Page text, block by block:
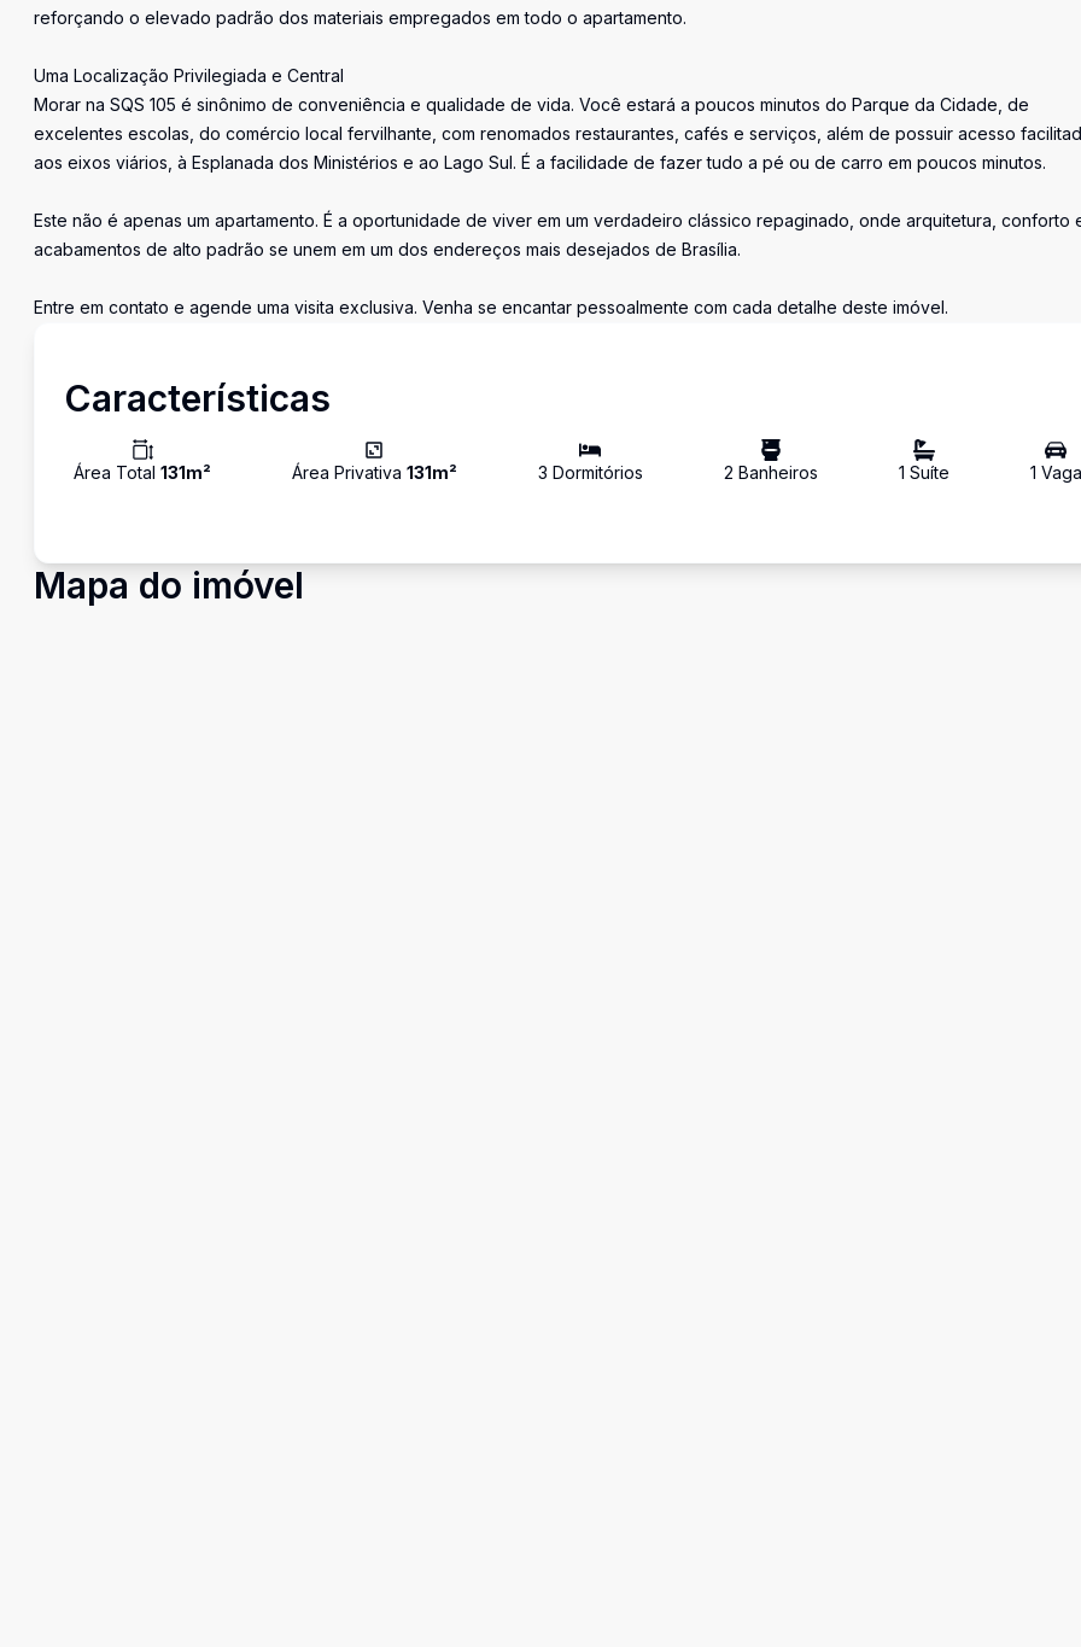
reforçando o elevado padrão dos materiais empregados em todo o apartamento.
Uma Localização Privilegiada e Central
Morar na SQS 105 é sinônimo de conveniência e qualidade de vida. Você estará a poucos minutos do Parque da Cidade, de
excelentes escolas, do comércio local fervilhante, com renomados restaurantes, cafés e serviços, além de possuir acesso
aos eixos viários, à Esplanada dos Ministérios e ao Lago Sul. É a facilidade de fazer tudo a pé ou de carro em poucos minutos.
Este não é apenas um apartamento. É a oportunidade de viver em um verdadeiro clássico repaginado, onde arquitetura, conforto
acabamentos de alto padrão se unem em um dos endereços mais desejados de Brasília.
Entre em contato e agende uma visita exclusiva. Venha se encantar pessoalmente com cada detalhe deste imóvel.
Características
Área Total 131m² Área Privativa 131m² 3 Dormitórios 2 Banheiros 1 Suíte 1 Vaga
Mapa do imóvel